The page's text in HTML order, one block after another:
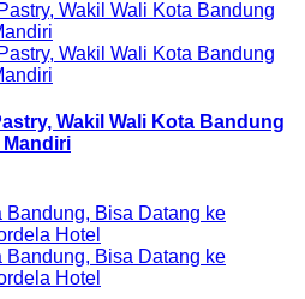
Wakil Wali Kota Bandung